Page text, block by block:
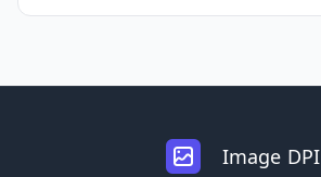
Image DPI